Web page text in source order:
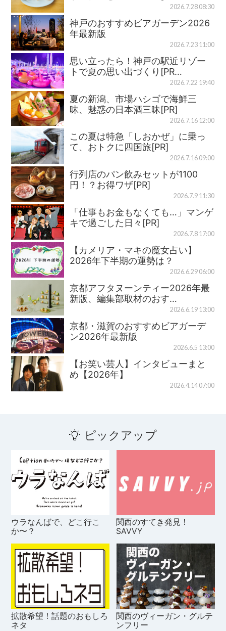
2026.7.28 08:30
神戸のおすすめビアガーデン2026
年最新版
2026.7.23 11:00
思い立ったら！神戸の駅近リゾー
トで夏の思い出づくり[PR…
2026.7.22 19:40
夏の新潟、市場ハシゴで海鮮三
昧、魅惑の日本酒三昧[PR]
2026.7.16 12:00
この夏は特急「しおかぜ」に乗っ
て、おトクに四国旅[PR]
2026.7.16 09:00
行列店のパン飲みセットが1100
円！？お得ワザ[PR]
2026.7.9 11:30
「仕事もお金もなくても…」マンゲ
キで過ごした日々[PR]
2026.7.8 17:00
【カメリア・マキの魔女占い】
2026年下半期の運勢は？
2026.6.29 06:00
京都アフタヌーンティー2026年最
新版、編集部取材のおす…
2026.6.19 13:00
京都・滋賀のおすすめビアガーデ
ン2026年最新版
2026.6.5 13:00
【お笑い芸人】インタビューまと
め【2026年】
2026.4.14 07:00
ピックアップ
ウラなんばで、どこ行こ
か〜？
関西のすてき発見！
SAVVY
拡散希望！話題のおもしろ
ネタ
関西のヴィーガン・グルテ
ンフリー